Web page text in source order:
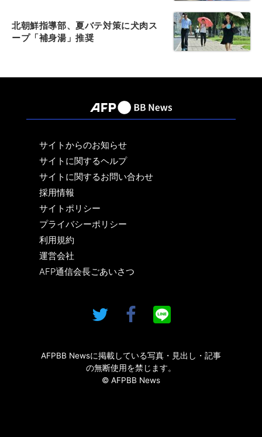
北朝鮮指導部、夏バテ対策に犬肉ス
ープ「補身湯」推奨
サイトからのお知らせ
サイトに関するヘルプ
サイトに関するお問い合わせ
採用情報
サイトポリシー
プライバシーポリシー
利用規約
運営会社
AFP通信会長ごあいさつ
AFPBB Newsに掲載している写真・見出し・記事
の無断使用を禁じます。
© AFPBB News